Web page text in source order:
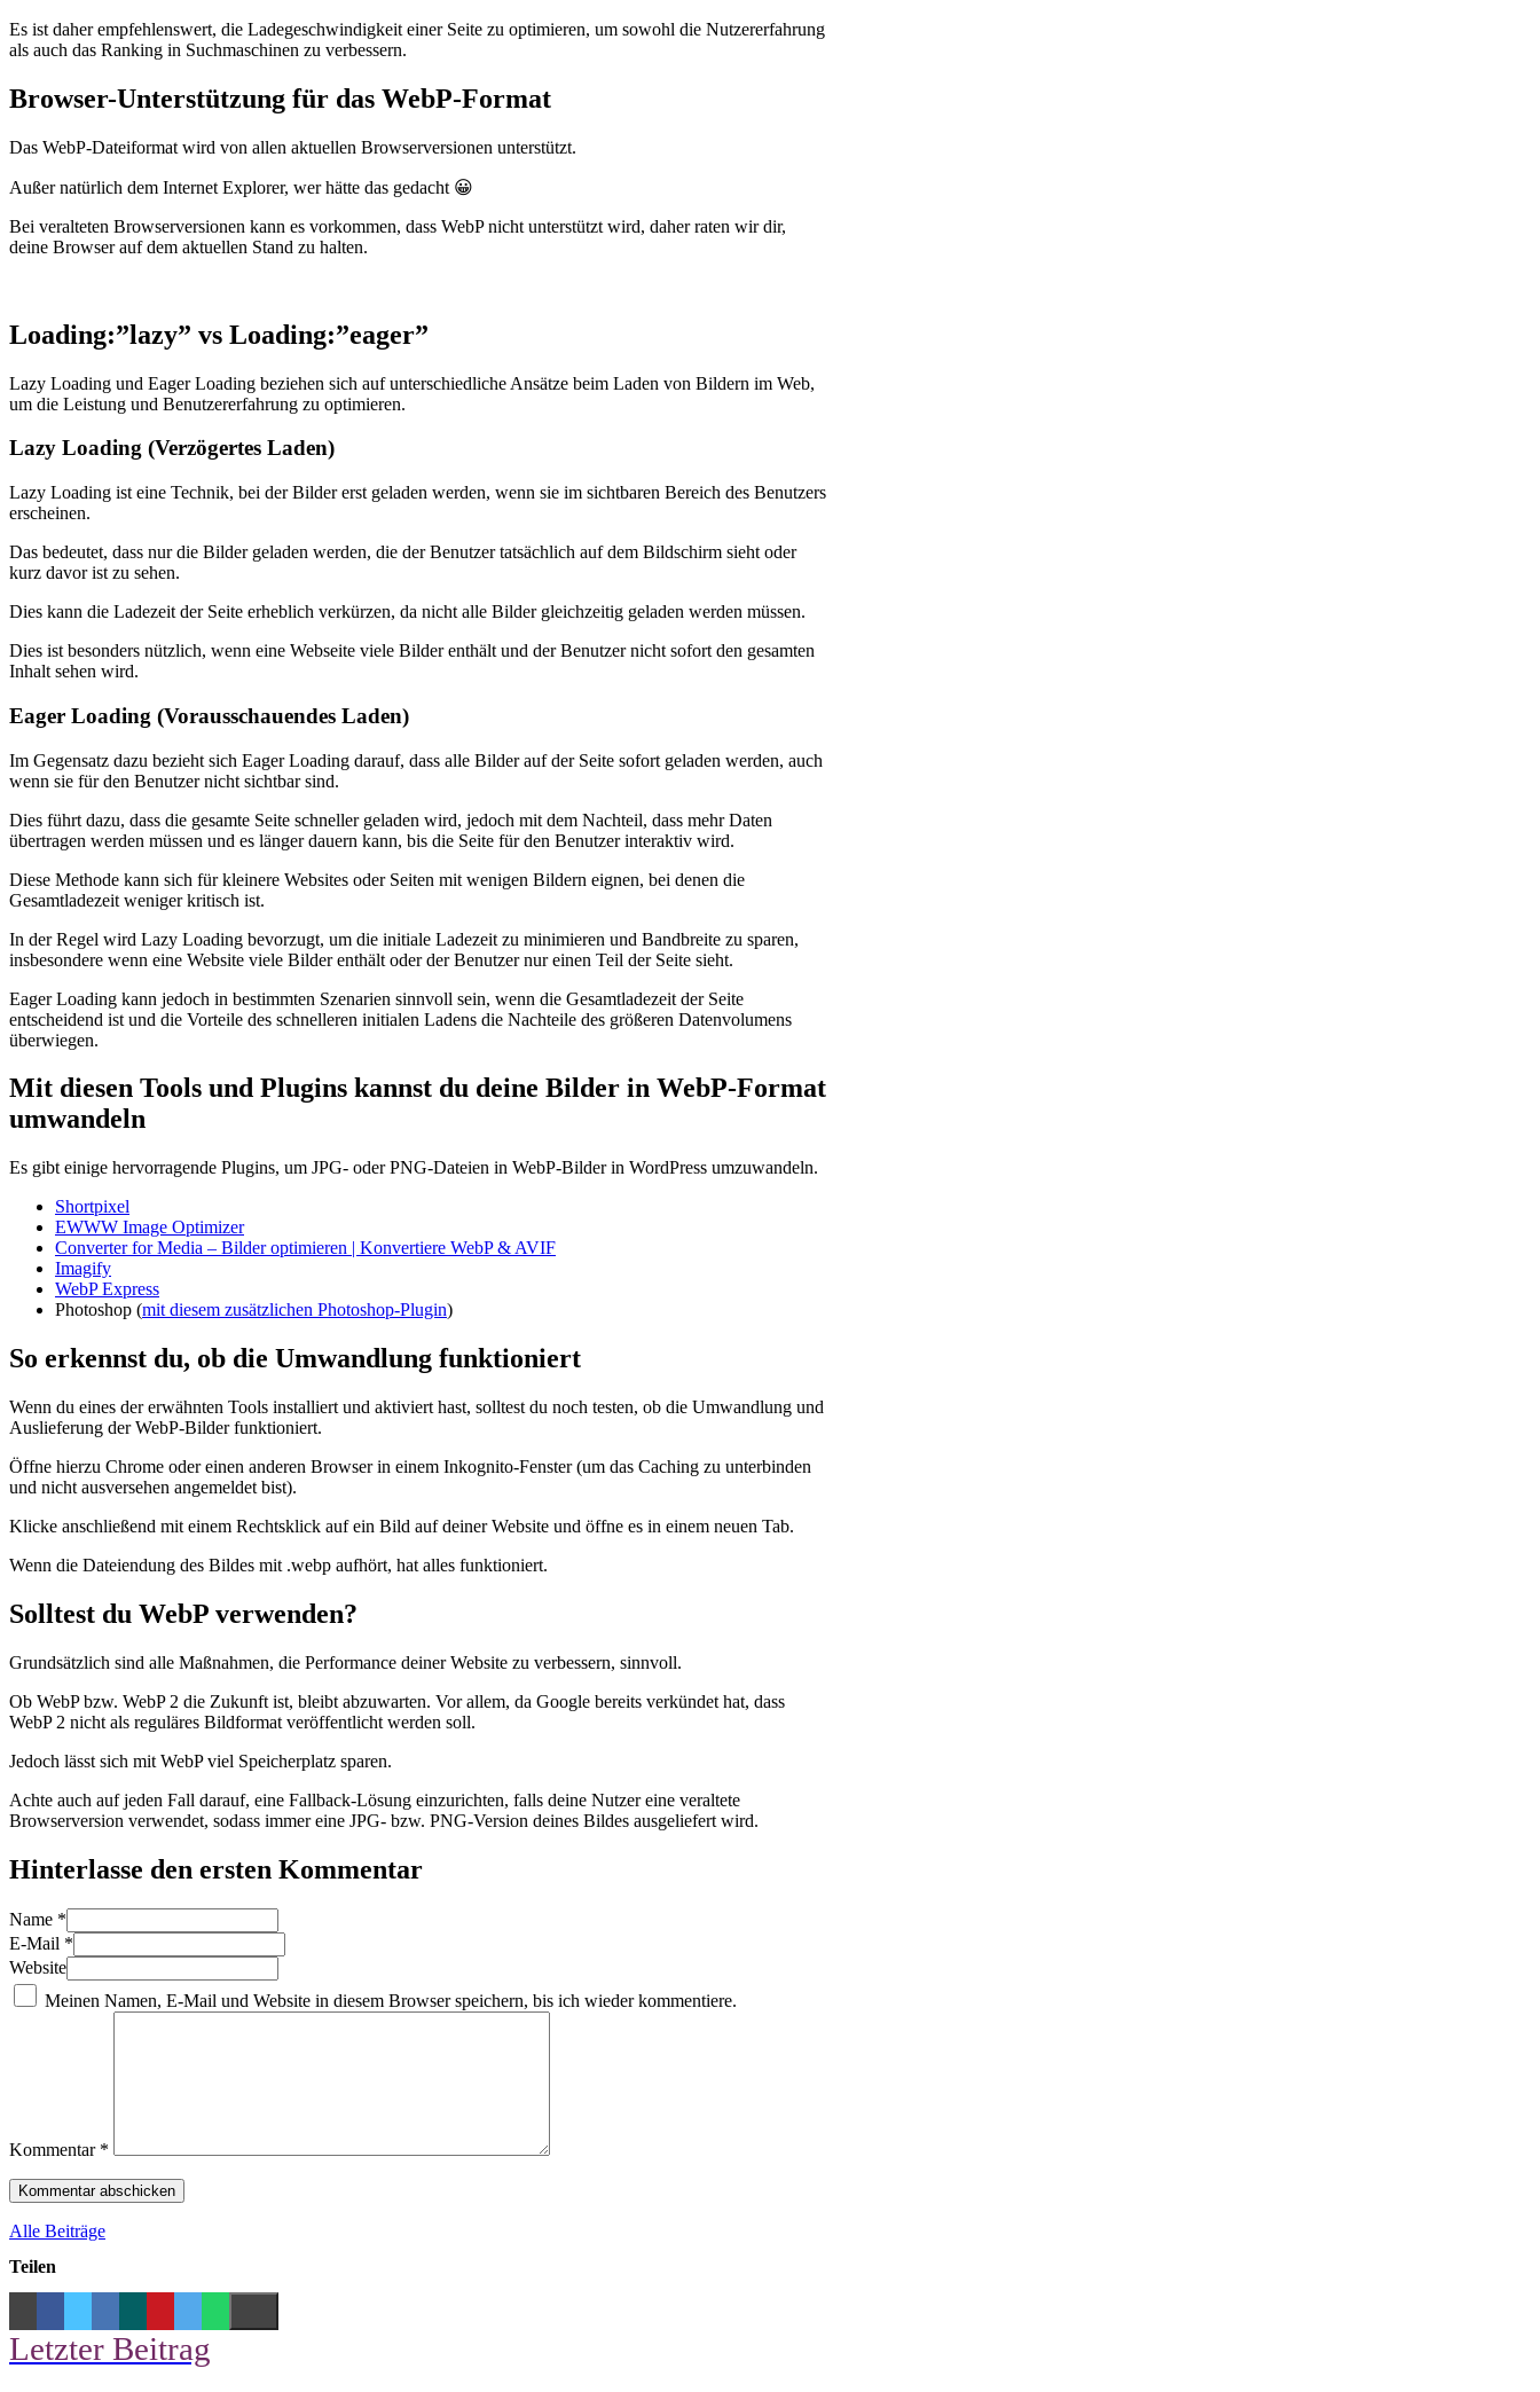
Es ist daher empfehlenswert, die Ladegeschwindigkeit einer Seite zu optimieren, um sowohl die Nutzererfahrung
als auch das Ranking in Suchmaschinen zu verbessern.
Browser-Unterstützung für das WebP-Format
Das WebP-Dateiformat wird von allen aktuellen Browserversionen unterstützt.
Außer natürlich dem Internet Explorer, wer hätte das gedacht 😀
Bei veralteten Browserversionen kann es vorkommen, dass WebP nicht unterstützt wird, daher raten wir dir,
deine Browser auf dem aktuellen Stand zu halten.
Loading:”lazy” vs Loading:”eager”
Lazy Loading und Eager Loading beziehen sich auf unterschiedliche Ansätze beim Laden von Bildern im Web,
um die Leistung und Benutzererfahrung zu optimieren.
Lazy Loading (Verzögertes Laden)
Lazy Loading ist eine Technik, bei der Bilder erst geladen werden, wenn sie im sichtbaren Bereich des Benutzers
erscheinen.
Das bedeutet, dass nur die Bilder geladen werden, die der Benutzer tatsächlich auf dem Bildschirm sieht oder
kurz davor ist zu sehen.
Dies kann die Ladezeit der Seite erheblich verkürzen, da nicht alle Bilder gleichzeitig geladen werden müssen.
Dies ist besonders nützlich, wenn eine Webseite viele Bilder enthält und der Benutzer nicht sofort den gesamten
Inhalt sehen wird.
Eager Loading (Vorausschauendes Laden)
Im Gegensatz dazu bezieht sich Eager Loading darauf, dass alle Bilder auf der Seite sofort geladen werden, auch
wenn sie für den Benutzer nicht sichtbar sind.
Dies führt dazu, dass die gesamte Seite schneller geladen wird, jedoch mit dem Nachteil, dass mehr Daten
übertragen werden müssen und es länger dauern kann, bis die Seite für den Benutzer interaktiv wird.
Diese Methode kann sich für kleinere Websites oder Seiten mit wenigen Bildern eignen, bei denen die
Gesamtladezeit weniger kritisch ist.
In der Regel wird Lazy Loading bevorzugt, um die initiale Ladezeit zu minimieren und Bandbreite zu sparen,
insbesondere wenn eine Website viele Bilder enthält oder der Benutzer nur einen Teil der Seite sieht.
Eager Loading kann jedoch in bestimmten Szenarien sinnvoll sein, wenn die Gesamtladezeit der Seite
entscheidend ist und die Vorteile des schnelleren initialen Ladens die Nachteile des größeren Datenvolumens
überwiegen.
Mit diesen Tools und Plugins kannst du deine Bilder in WebP-Format
umwandeln
Es gibt einige hervorragende Plugins, um JPG- oder PNG-Dateien in WebP-Bilder in WordPress umzuwandeln.
Shortpixel
EWWW Image Optimizer
Converter for Media – Bilder optimieren | Konvertiere WebP & AVIF
Imagify
WebP Express
Photoshop (mit diesem zusätzlichen Photoshop-Plugin)
So erkennst du, ob die Umwandlung funktioniert
Wenn du eines der erwähnten Tools installiert und aktiviert hast, solltest du noch testen, ob die Umwandlung und
Auslieferung der WebP-Bilder funktioniert.
Öffne hierzu Chrome oder einen anderen Browser in einem Inkognito-Fenster (um das Caching zu unterbinden
und nicht ausversehen angemeldet bist).
Klicke anschließend mit einem Rechtsklick auf ein Bild auf deiner Website und öffne es in einem neuen Tab.
Wenn die Dateiendung des Bildes mit .webp aufhört, hat alles funktioniert.
Solltest du WebP verwenden?
Grundsätzlich sind alle Maßnahmen, die Performance deiner Website zu verbessern, sinnvoll.
Ob WebP bzw. WebP 2 die Zukunft ist, bleibt abzuwarten. Vor allem, da Google bereits verkündet hat, dass
WebP 2 nicht als reguläres Bildformat veröffentlicht werden soll.
Jedoch lässt sich mit WebP viel Speicherplatz sparen.
Achte auch auf jeden Fall darauf, eine Fallback-Lösung einzurichten, falls deine Nutzer eine veraltete
Browserversion verwendet, sodass immer eine JPG- bzw. PNG-Version deines Bildes ausgeliefert wird.
Hinterlasse den ersten Kommentar
Name *
E-Mail *
Website
Meinen Namen, E-Mail und Website in diesem Browser speichern, bis ich wieder kommentiere.
Kommentar *
Alle Beiträge
Teilen
Letzter Beitrag